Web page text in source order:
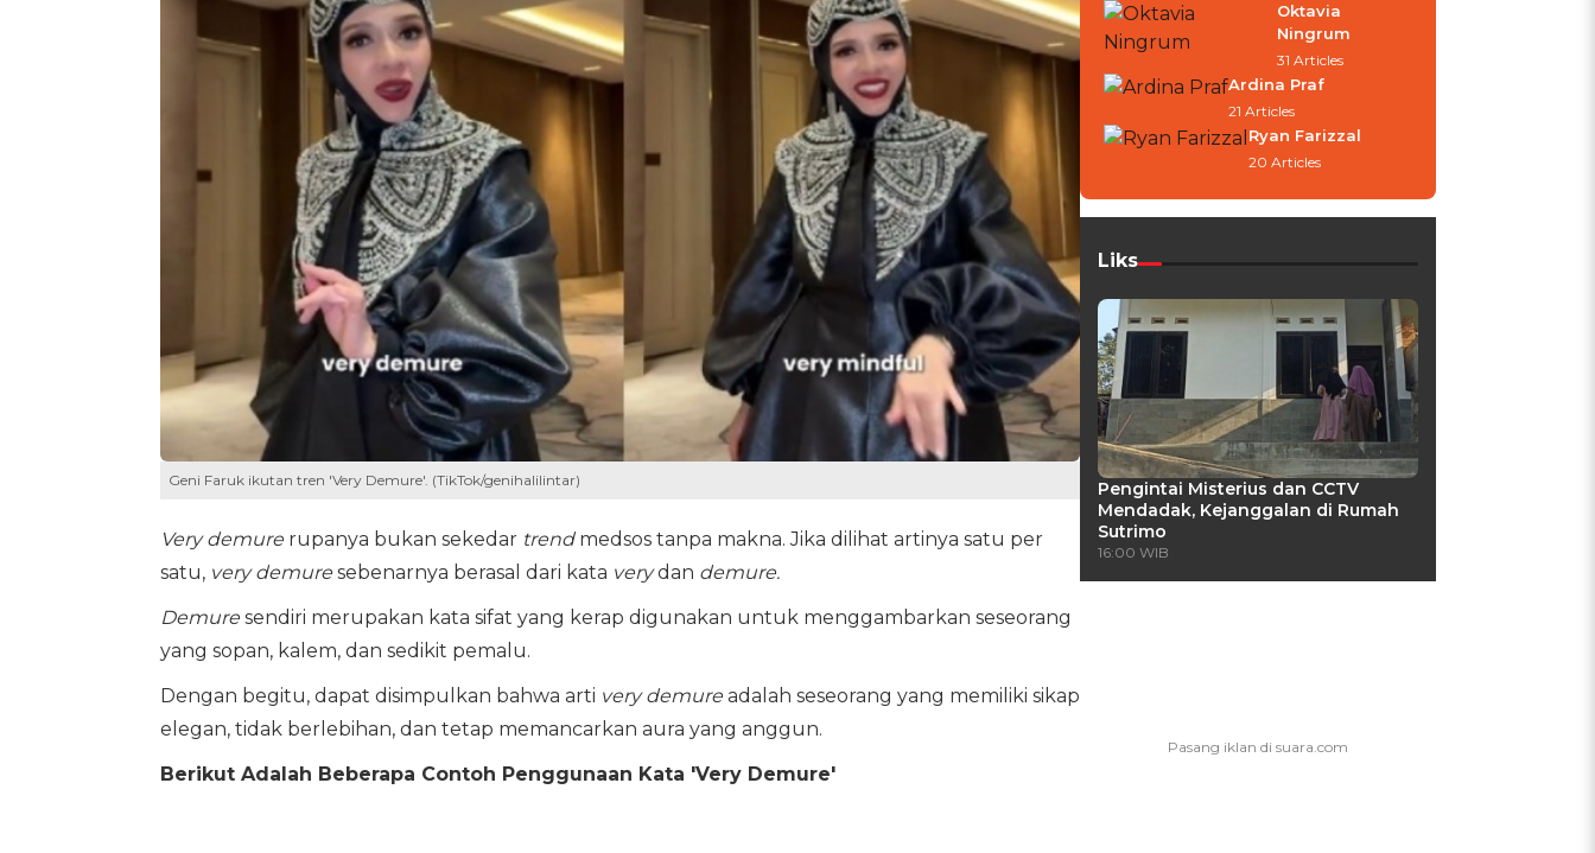
Geni Faruk ikutan tren 'Very Demure'. (TikTok/genihalilintar)
Very demurerupanya bukan sekedar trendmedsos tanpa makna. Jika dilihat artinya satu per
satu, very demuresebenarnya berasal dari kata verydan demure.
Demuresendiri merupakan kata sifat yang kerap digunakan untuk menggambarkan seseorang
yang sopan, kalem, dan sedikit pemalu.
Dengan begitu, dapat disimpulkan bahwa arti very demureadalah seseorang yang memiliki sikap
elegan, tidak berlebihan, dan tetap memancarkan aura yang anggun.
Berikut Adalah Beberapa Contoh Penggunaan Kata 'Very Demure'
Oktavia
Ningrum
31 Articles
Ardina Praf
21 Articles
Ryan Farizzal
20 Articles
Liks
Pengintai Misterius dan CCTV
Mendadak, Kejanggalan di Rumah
Sutrimo
16:00 WIB